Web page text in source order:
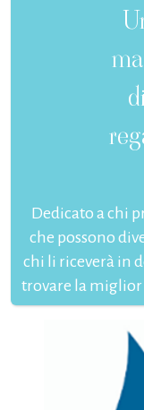
di
Dedicato a chi
che possono
chi li riceverà in
trovare la miglior